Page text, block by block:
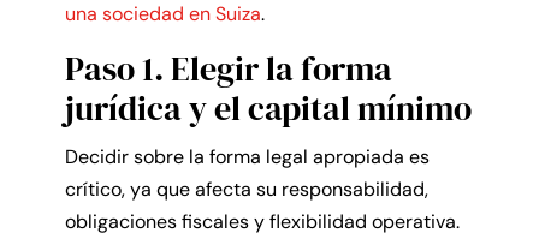
una sociedad en Suiza.
Paso 1. Elegir la forma
jurídica y el capital mínimo
Decidir sobre la forma legal apropiada es
crítico, ya que afecta su responsabilidad,
obligaciones fiscales y flexibilidad operativa.